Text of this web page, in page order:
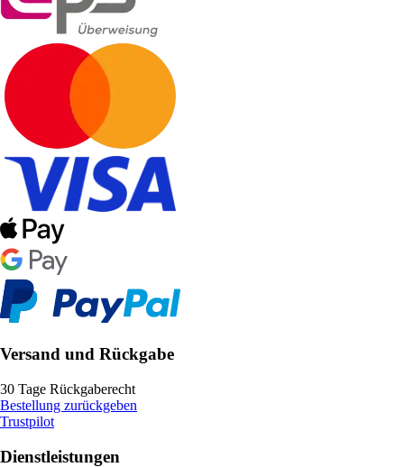
Versand und Rückgabe
30 Tage Rückgaberecht
Bestellung zurückgeben
Trustpilot
Dienstleistungen